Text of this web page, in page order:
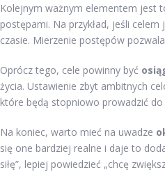
Kolejnym ważnym elementem jest
postępami. Na przykład, jeśli
czasie. Mierzenie postępów
Oprócz tego, cele powinny być
życia. Ustawienie zbyt ambitnych
które będą stopniowo prowadzić do
Na koniec, warto mieć na uwadze
się one bardziej realne i daje to
siłę”, lepiej powiedzieć „chcę